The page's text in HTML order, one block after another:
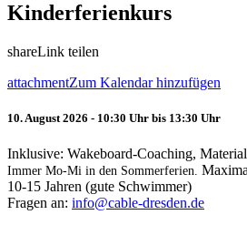
Kinderferienkurs
shareLink teilen
attachmentZum Kalendar hinzufügen
10. August 2026 - 10:30 Uhr bis 13:30 Uhr
Inklusive: Wakeboard-Coaching,
Immer Mo-Mi in den Sommerferien.
10-15 Jahren (gute Schwimmer)
Fragen an: info@cable-dresden.de